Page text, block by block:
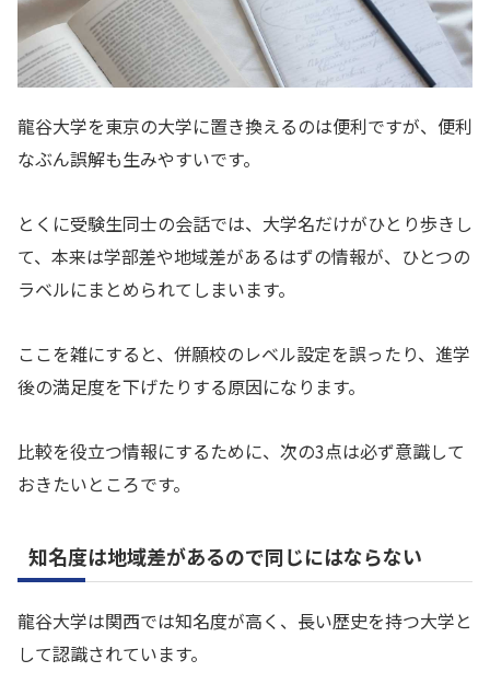
龍谷大学を東京の大学に置き換えるのは便利ですが、便利
なぶん誤解も生みやすいです。
とくに受験生同士の会話では、大学名だけがひとり歩きし
て、本来は学部差や地域差があるはずの情報が、ひとつの
ラベルにまとめられてしまいます。
ここを雑にすると、併願校のレベル設定を誤ったり、進学
後の満足度を下げたりする原因になります。
比較を役立つ情報にするために、次の3点は必ず意識して
おきたいところです。
知名度は地域差があるので同じにはならない
龍谷大学は関西では知名度が高く、長い歴史を持つ大学と
して認識されています。